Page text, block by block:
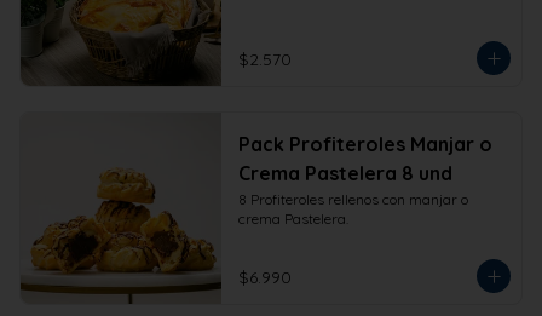
$2.570
Pack Profiteroles Manjar o
Crema Pastelera 8 und
8 Profiteroles rellenos con manjar o
crema Pastelera.
$6.990